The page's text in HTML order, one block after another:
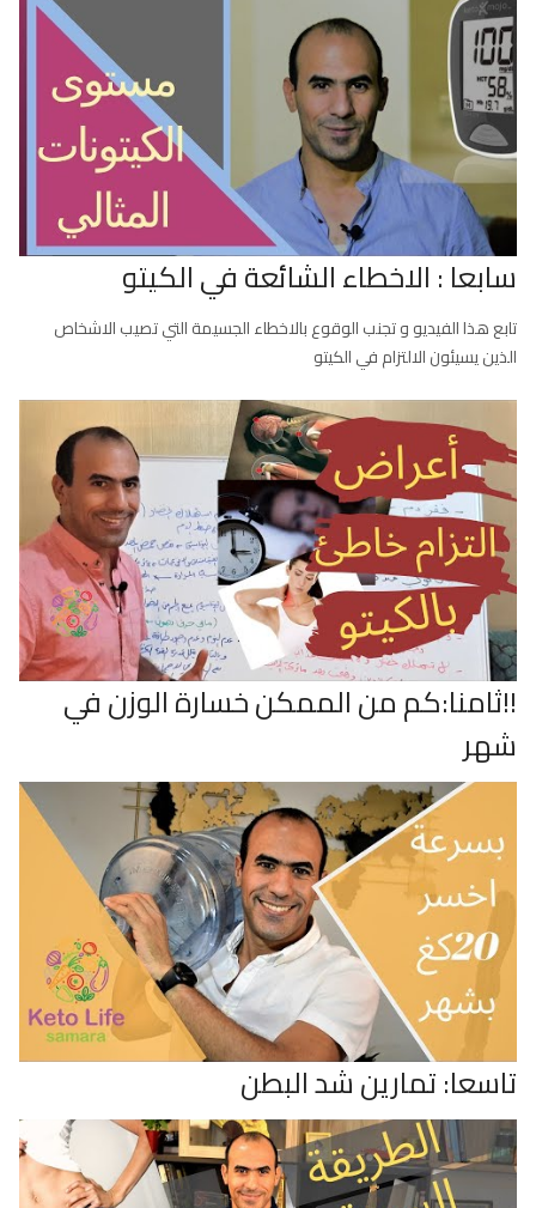
سابعا : الاخطاء الشائعة في الكيتو
تابع هذا الفيديو و تجنب الوقوع بالاخطاء الجسيمة التي تصيب الاشخاص
الذين يسيئون الالتزام في الكيتو
!!ثامنا:كم من الممكن خسارة الوزن في
شهر
تاسعا: تمارين شد البطن